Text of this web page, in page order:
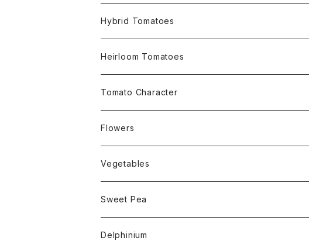
Micro Determinate 10cm~30cm
Small Determinate 30cm~50cm
Medium Determinate 50~100cm
Large Determinate 100~150cm
Semi Indeterminate ~150cm
Hybrid Tomatoes
Heirloom Tomatoes
Amber Heirloom Tomatoes
Bi-Color Heirloom Tomatoes
Black Heirloom Tomatoes
Colorful Heirloom Tomatoes
Crimson Heirloom Tomatoes
Tomato Character
Culinary Uses
For Canning
For Dry
Disease Resistance
Alternaria Blight
Alternaria Stem Canker
Disorders Resitance
Cold 耐寒性
Flesh or Inside
Flowers
Nasturtium・ナスターチウム
Vegetables
Amaranthus・アマランサス
Artichoke・アーチチョーク
Sweet Pea
Dwarf・ドワーフ
Delphinium